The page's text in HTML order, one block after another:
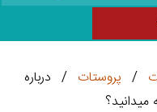
/ پروستات / درباره